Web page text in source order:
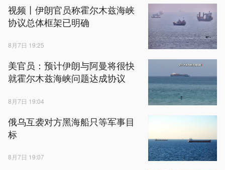
视频丨伊朗官员称霍尔木兹海峡
协议总体框架已明确
8月7日 19:25
美官员：预计伊朗与阿曼将很快
就霍尔木兹海峡问题达成协议
8月7日 19:04
俄乌互袭对方黑海船只等军事目
标
8月7日 19:07